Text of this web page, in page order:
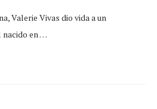
Valerie Vivas dio vida a un
en …